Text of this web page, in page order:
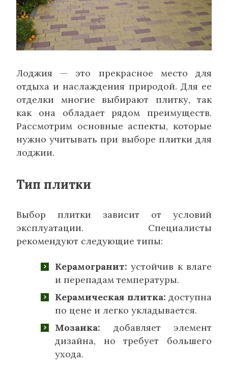
Лоджия — это прекрасное место для
отдыха и наслаждения природой. Для ее
отделки многие выбирают плитку, так
как она обладает рядом преимуществ.
Рассмотрим основные аспекты, которые
нужно учитывать при выборе плитки для
лоджии.
Тип плитки
Выбор плитки зависит от условий
эксплуатации. Специалисты
рекомендуют следующие типы:
Керамогранит: устойчив к влаге
и перепадам температуры.
Керамическая плитка: доступна
по цене и легко укладывается.
Мозаика: добавляет элемент
дизайна, но требует большего
ухода.